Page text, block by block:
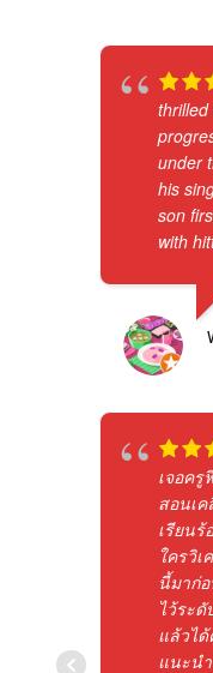
thrilled
under
his
son
with
เจอค
สอนเค
เรียนร้
ใครวิเ
นี้มาก่
ไว้ระ
แล้วได้
แนะน